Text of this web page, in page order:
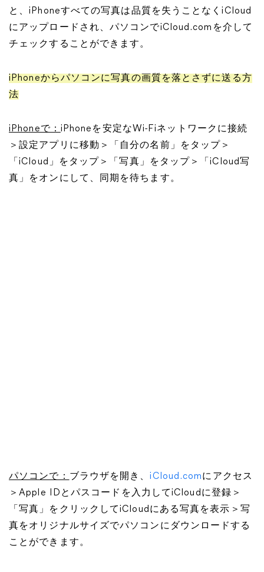
と、iPhoneすべての写真は品質を失うことなくiCloud
にアップロードされ、パソコンでiCloud.comを介して
チェックすることができます。
iPhoneからパソコンに写真の画質を落とさずに送る方
法
iPhoneで： iPhoneを安定なWi-Fiネットワークに接続
＞設定アプリに移動＞「自分の名前」をタップ＞
「iCloud」をタップ＞「写真」をタップ＞「iCloud写
真」をオンにして、同期を待ちます。
パソコンで： ブラウザを開き、iCloud.comにアクセス
＞Apple IDとパスコードを入力してiCloudに登録＞
「写真」をクリックしてiCloudにある写真を表示＞写
真をオリジナルサイズでパソコンにダウンロードする
ことができます。